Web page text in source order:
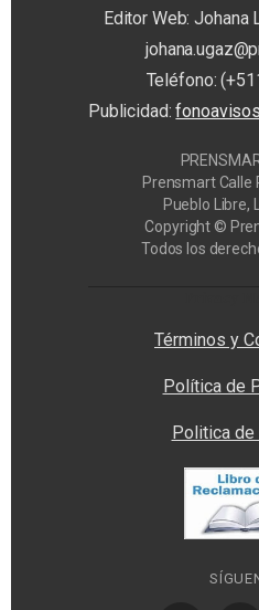
Editor Web: Johana
Teléfono:
Publicidad:
Prensmart Calle
Pueblo Libre,
Copyright ©
Todos los
Términos y
Política de
Politica de